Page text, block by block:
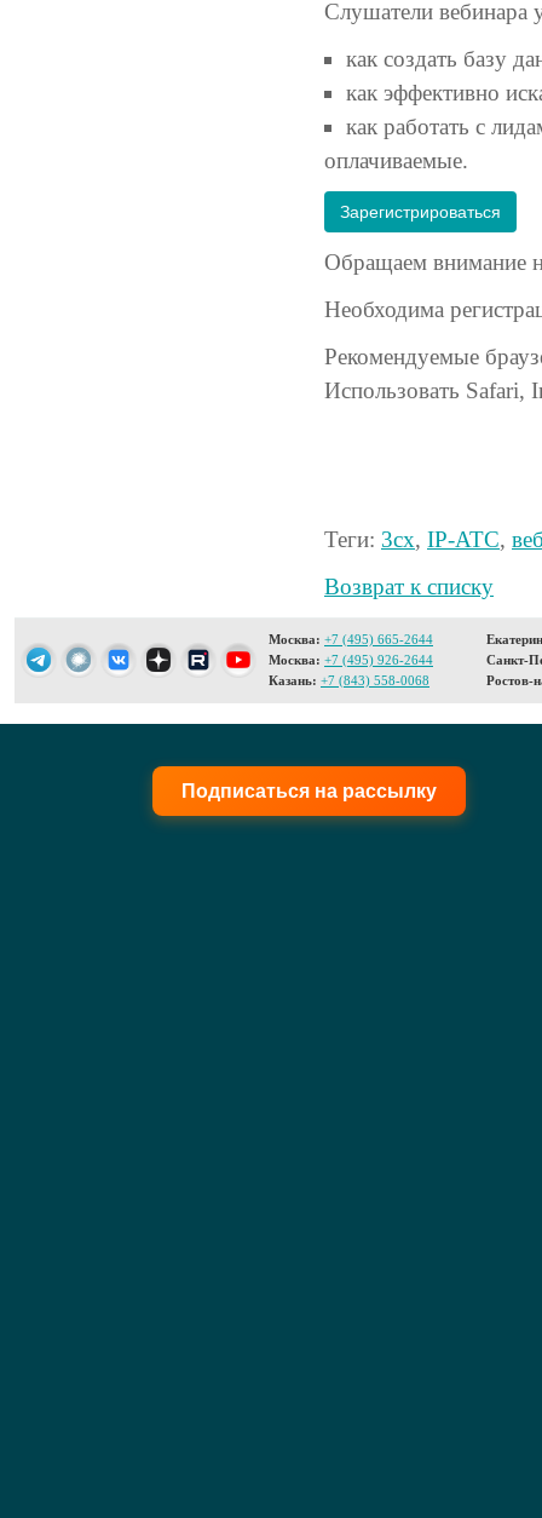
Слушатели вебинара
как создать базу
как эффективно
как работать с
оплачиваемые.
Зарегистрироваться
Обращаем внимание
Необходима
Рекомендуемые
Использовать Safari,
Теги: 3cx, IP-АТС,
Возврат к списку
Москва: +7 (495) 665-2644
Москва: +7 (495) 926-2644
Казань: +7 (843) 558-0068
Санкт-
Ростов-
Подписаться на рассылку